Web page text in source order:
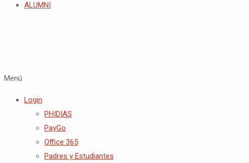
ALUMNI
Menú
Login
PHIDIAS
PayGo
Office 365
Padres y Estudiantes